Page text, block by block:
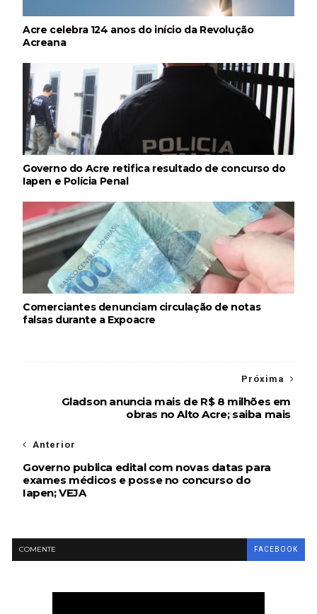
Acre celebra 124 anos do início da Revolução
Acreana
Governo do Acre retifica resultado de concurso do
Iapen e Polícia Penal
Comerciantes denunciam circulação de notas
falsas durante a Expoacre
Próxima
Gladson anuncia mais de R$ 8 milhões em
obras no Alto Acre; saiba mais
Anterior
Governo publica edital com novas datas para
exames médicos e posse no concurso do
Iapen; VEJA
COMENTE FACEBOOK